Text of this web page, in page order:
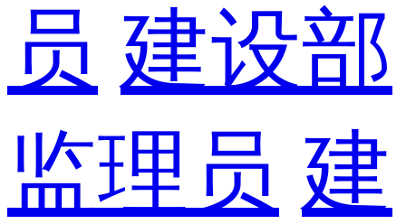
员 建设部
监理员 建